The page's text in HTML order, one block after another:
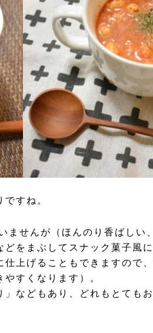
すね。
ませんが（ほんのり香ばしい
をまぶしてスナック菓子風
上げることもできますので
すくなります）。
などもあり、どれもとてもお